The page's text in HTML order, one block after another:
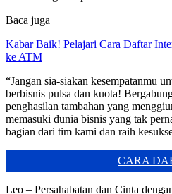
Baca juga
Kabar Baik! Pelajari Cara Daftar
ke ATM
“Jangan sia-siakan kesempatanmu
berbisnis pulsa dan kuota!
penghasilan tambahan yang
memasuki dunia bisnis yang tak
bagian dari tim kami dan raih
CARA
Leo – Persahabatan dan Cinta